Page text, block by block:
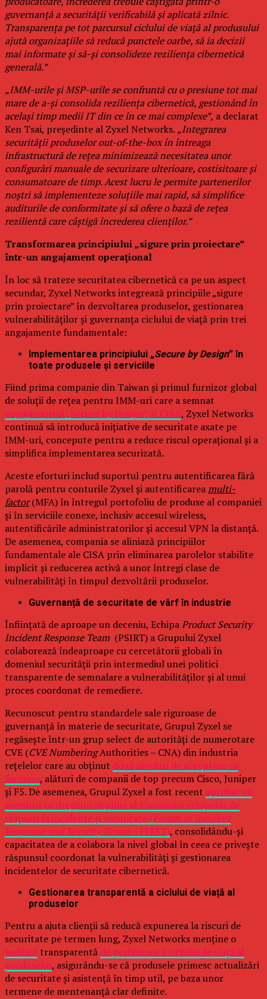
guvernanță a securității verificabilă și aplicată zilnic.
Transparența pe tot parcursul ciclului de viață al produsului
ajută organizațiile să reducă punctele oarbe, să ia decizii
mai informate și să-și consolideze reziliența cibernetică
generală.”
„IMM-urile și MSP-urile se confruntă cu o presiune tot mai
mare de a-și consolida reziliența cibernetică, gestionând în
același timp medii IT din ce în ce mai complexe”, a declarat
Ken Tsai, președinte al Zyxel Networks. „Integrarea
securității produselor out-of-the-box în întreaga
infrastructură de rețea minimizează necesitatea unor
configurări manuale de securizare ulterioare, costisitoare și
consumatoare de timp. Acest lucru le permite partenerilor
noștri să implementeze soluțiile mai rapid, să simplifice
auditurile de conformitate și să ofere o bază de rețea
rezilientă care câștigă încrederea clienților.”
Transformarea principiului „sigure prin proiectare”
într-un angajament operațional
În loc să trateze securitatea cibernetică ca pe un aspect
secundar, Zyxel Networks integrează principiile „sigure
prin proiectare” în dezvoltarea produselor, gestionarea
vulnerabilităților și guvernanța ciclului de viață prin trei
angajamente fundamentale:
Implementarea principiului „Secure by Design” în
toate produsele și serviciile
Fiind prima companie din Taiwan și primul furnizor global
de soluții de rețea pentru IMM-uri care a semnat
angajamentul „Secure by Design” al CISA, Zyxel Networks
continuă să introducă inițiative de securitate axate pe
IMM-uri, concepute pentru a reduce riscul operațional și a
simplifica implementarea securizată.
Aceste eforturi includ suportul pentru autentificarea fără
parolă pentru conturile Zyxel și autentificareamulti-
factor(MFA) în întregul portofoliu de produse al companiei
și în serviciile conexe, inclusiv accesul wireless,
autentificările administratorilor și accesul VPN la distanță.
De asemenea, compania se aliniază principiilor
fundamentale ale CISA prin eliminarea parolelor stabilite
implicit și reducerea activă a unor întregi clase de
vulnerabilități în timpul dezvoltării produselor.
Guvernanță de securitate de vârf în industrie
Înființată de aproape un deceniu, EchipaProduct Security
Incident Response Team (PSIRT) a Grupului Zyxel
colaborează îndeaproape cu cercetătorii globali în
domeniul securității prin intermediul unei politici
transparente de semnalare a vulnerabilităților și al unui
proces coordonat de remediere.
Recunoscut pentru standardele sale riguroase de
guvernanță în materie de securitate, Grupul Zyxel se
regăsește într-un grup select de autorități de numerotare
CVE (CVE NumberingAuthorities – CNA) din industria
rețelelor care au obținut două niveluri de acceptare ca
furnizor, alături de companii de top precum Cisco, Juniper
și F5. De asemenea, Grupul Zyxel a fost recent aprobat ca
membru cu drepturi depline al Forumului echipelor de
răspuns la incidente și securitate (Forum of Incident
Response and Security Teams –FIRST), consolidându-și
capacitatea de a colabora la nivel global în ceea ce privește
răspunsul coordonat la vulnerabilități și gestionarea
incidentelor de securitate cibernetică.
Gestionarea transparentă a ciclului de viață al
produselor
Pentru a ajuta clienții să reducă expunerea la riscuri de
securitate pe termen lung, Zyxel Networks menține o
politică transparentă de gestionare a ciclului de viață al
produselor, asigurându-se că produsele primesc actualizări
de securitate și asistență în timp util, pe baza unor
termene de mentenanță clar definite.